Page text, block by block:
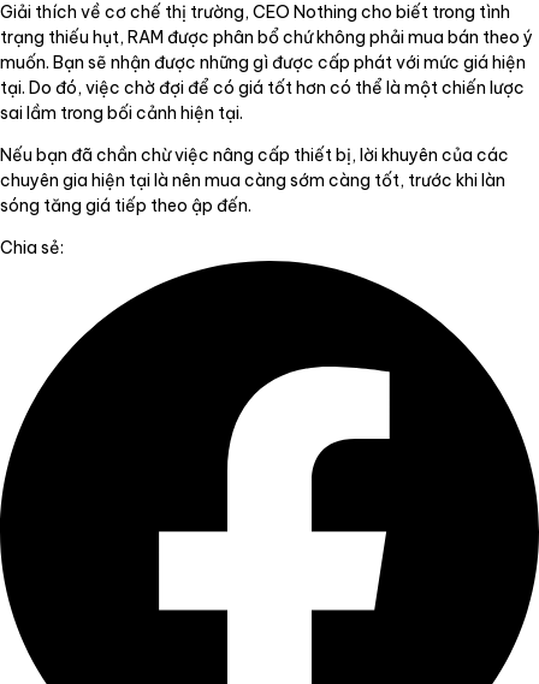
Giải thích về cơ chế thị trường, CEO Nothing cho biết trong tình
trạng thiếu hụt, RAM được phân bổ chứ không phải mua bán theo ý
muốn. Bạn sẽ nhận được những gì được cấp phát với mức giá hiện
tại. Do đó, việc chờ đợi để có giá tốt hơn có thể là một chiến lược
sai lầm trong bối cảnh hiện tại.
Nếu bạn đã chần chừ việc nâng cấp thiết bị, lời khuyên của các
chuyên gia hiện tại là nên mua càng sớm càng tốt, trước khi làn
sóng tăng giá tiếp theo ập đến.
Chia sẻ: